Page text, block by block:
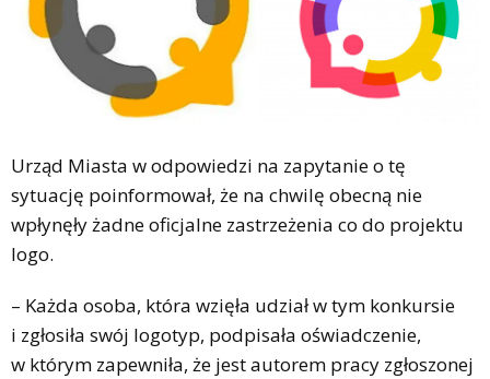
Urząd Miasta w odpowiedzi na zapytanie o tę
sytuację poinformował, że na chwilę obecną nie
wpłynęły żadne oficjalne zastrzeżenia co do projektu
logo.
– Każda osoba, która wzięła udział w tym konkursie
i zgłosiła swój logotyp, podpisała oświadczenie,
w którym zapewniła, że jest autorem pracy zgłoszonej